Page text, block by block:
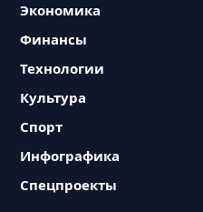
Экономика
Финансы
Технологии
Культура
Спорт
Инфографика
Спецпроекты